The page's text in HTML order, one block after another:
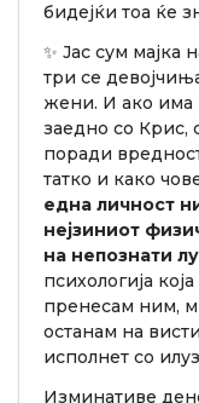
бидејќи тоа ќе
✨ Јас сум
три се
жени. И ако има
заедно со Крис,
поради
татко и како
една личност
нејзиниот
на непознати
психологија
пренесам ним,
останам на
исполнет со
Изминативе